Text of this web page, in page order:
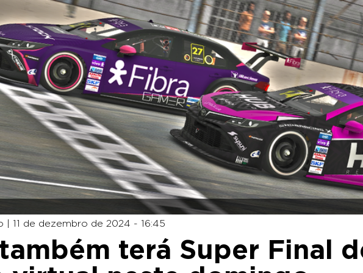
| 11 de dezembro de 2024 - 16:45
terá Super Final